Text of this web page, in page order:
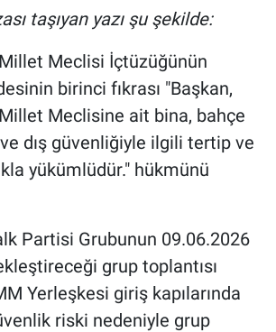
taşıyan yazı şu şekilde:
Meclisi İçtüzüğünün
birinci fıkrası "Başkan,
Meclisine ait bina, bahçe
dış güvenliğiyle ilgili tertip ve
yükümlüdür." hükmünü
Partisi Grubunun 09.06.2026
grup toplantısı
Yerleşkesi giriş kapılarında
riski nedeniyle grup